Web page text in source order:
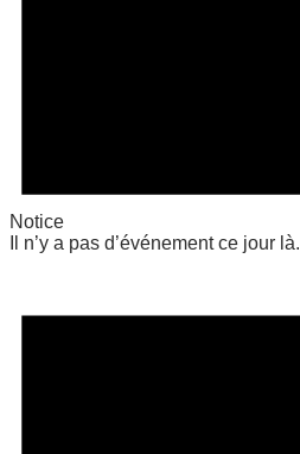
Notice
Il n’y a pas d’événement ce jour là.